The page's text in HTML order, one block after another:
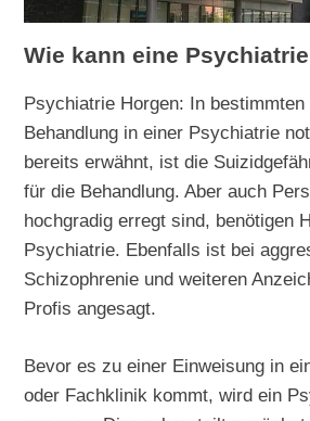
Wie kann eine
Psychiatrie Horgen: In
Behandlung in einer Psychiatrie
bereits erwähnt, ist die
für die Behandlung. Aber auch
hochgradig erregt sind, benötigen
Psychiatrie. Ebenfalls ist bei
Schizophrenie und weiteren
Profis angesagt.
Bevor es zu einer Einweisung in
oder Fachklinik kommt, wird ein